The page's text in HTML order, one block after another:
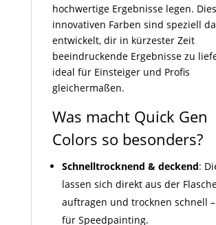
hochwertige Ergebnisse legen.
innovativen Farben sind speziell
entwickelt, dir in kürzester Zeit
beeindruckende Ergebnisse zu
ideal für Einsteiger und Profis
gleichermaßen.
Was macht Quick Gen
Colors so besonders?
Schnelltrocknend & deckend:
lassen sich direkt aus der
auftragen und trocknen schnell
für Speedpainting.